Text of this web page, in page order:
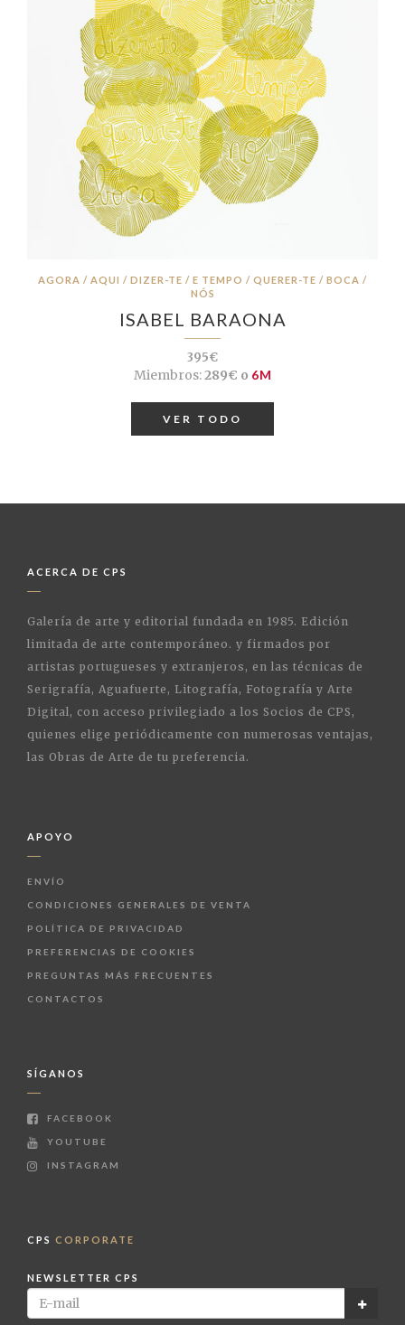
AGORA / AQUI / DIZER-TE / E TEMPO / QUERER-TE / BOCA /
NÓS
ISABEL BARAONA
395€
Miembros:289€ o 6M
VER TODO
ACERCA DE CPS
Galería de arte y editorial fundada en 1985. Edición
limitada de arte contemporáneo. y firmados por
artistas portugueses y extranjeros, en las técnicas de
Serigrafía, Aguafuerte, Litografía, Fotografía y Arte
Digital, con acceso privilegiado a los Socios de CPS,
quienes elige periódicamente con numerosas ventajas,
las Obras de Arte de tu preferencia.
APOYO
ENVÍO
CONDICIONES GENERALES DE VENTA
POLÍTICA DE PRIVACIDAD
PREFERENCIAS DE COOKIES
PREGUNTAS MÁS FRECUENTES
CONTACTOS
SÍGANOS
FACEBOOK
YOUTUBE
INSTAGRAM
CPS CORPORATE
NEWSLETTER CPS